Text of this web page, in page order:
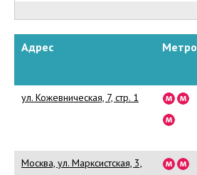
Адрес Метро
ул. Кожевническая, 7, стр. 1
Москва, ул. Марксистская, 3,